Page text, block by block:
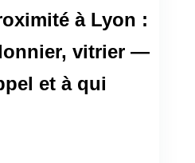
à Lyon :
vitrier —
et à qui